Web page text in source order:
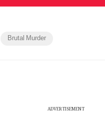
Brutal Murder
ADVERTISEMENT